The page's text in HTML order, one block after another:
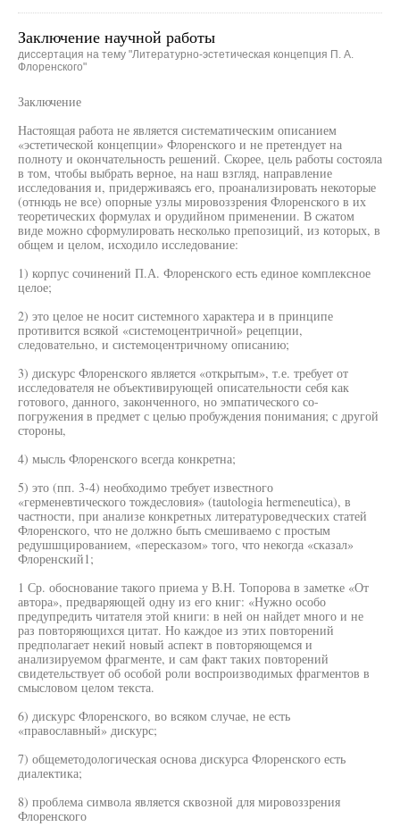
Заключение научной работы
диссертация на тему "Литературно-эстетическая концепция П. А.
Флоренского"
Заключение
Настоящая работа не является систематическим описанием
«эстетической концепции» Флоренского и не претендует на
полноту и окончательность решений. Скорее, цель работы состояла
в том, чтобы выбрать верное, на наш взгляд, направление
исследования и, придерживаясь его, проанализировать некоторые
(отнюдь не все) опорные узлы мировоззрения Флоренского в их
теоретических формулах и орудийном применении. В сжатом
виде можно сформулировать несколько препозиций, из которых, в
общем и целом, исходило исследование:
1) корпус сочинений П.А. Флоренского есть единое комплексное
целое;
2) это целое не носит системного характера и в принципе
противится всякой «системоцентричной» рецепции,
следовательно, и системоцентричному описанию;
3) дискурс Флоренского является «открытым», т.е. требует от
исследователя не объективирующей описательности себя как
готового, данного, законченного, но эмпатического со-
погружения в предмет с целью пробуждения понимания; с другой
стороны,
4) мысль Флоренского всегда конкретна;
5) это (пп. 3-4) необходимо требует известного
«герменевтического тождесловия» (tautologia hermeneutica), в
частности, при анализе конкретных литературоведческих статей
Флоренского, что не должно быть смешиваемо с простым
редушшцированием, «пересказом» того, что некогда «сказал»
Флоренский1;
1 Ср. обоснование такого приема у В.Н. Топорова в заметке «От
автора», предваряющей одну из его книг: «Нужно особо
предупредить читателя этой книги: в ней он найдет много и не
раз повторяющихся цитат. Но каждое из этих повторений
предполагает некий новый аспект в повторяющемся и
анализируемом фрагменте, и сам факт таких повторений
свидетельствует об особой роли воспроизводимых фрагментов в
смысловом целом текста.
6) дискурс Флоренского, во всяком случае, не есть
«православный» дискурс;
7) общеметодологическая основа дискурса Флоренского есть
диалектика;
8) проблема символа является сквозной для мировоззрения
Флоренского